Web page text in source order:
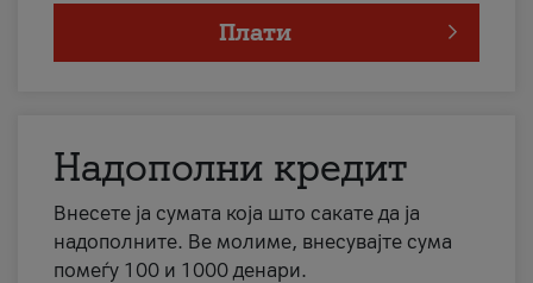
Плати
Надополни кредит
Внесете ја сумата која што сакате да ја
надополните. Ве молиме, внесувајте сума
помеѓу 100 и 1000 денари.